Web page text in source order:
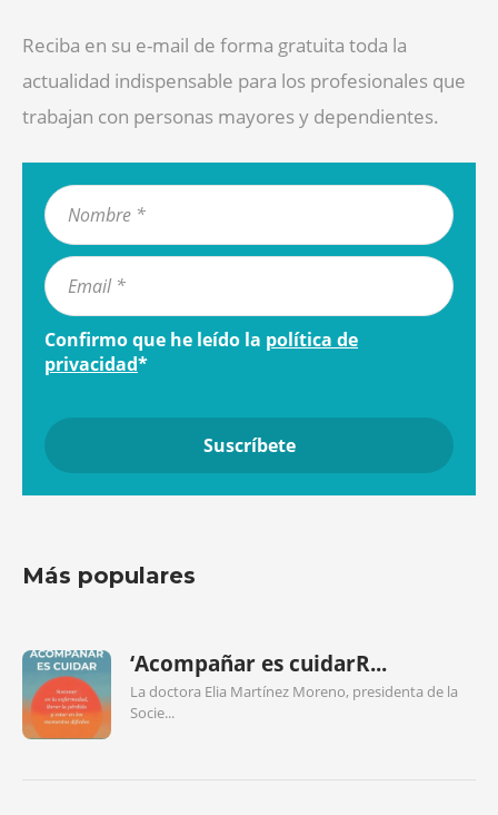
Reciba en su e-mail de forma gratuita toda la
actualidad indispensable para los profesionales que
trabajan con personas mayores y dependientes.
Confirmo que he leído la política de
privacidad*
Más populares
‘Acompañar es cuidarR...
La doctora Elia Martínez Moreno, presidenta de la
Socie...